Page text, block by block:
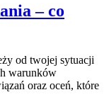
– co
od twojej sytuacji
warunków
oraz oceń, które